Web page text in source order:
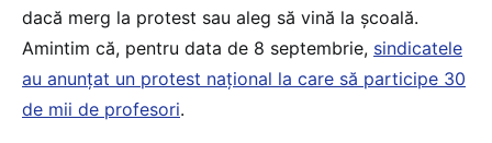
dacă merg la protest sau aleg să vină la școală.
Amintim că, pentru data de 8 septembrie, sindicatele
au anunțat un protest național la care să participe 30
de mii de profesori.